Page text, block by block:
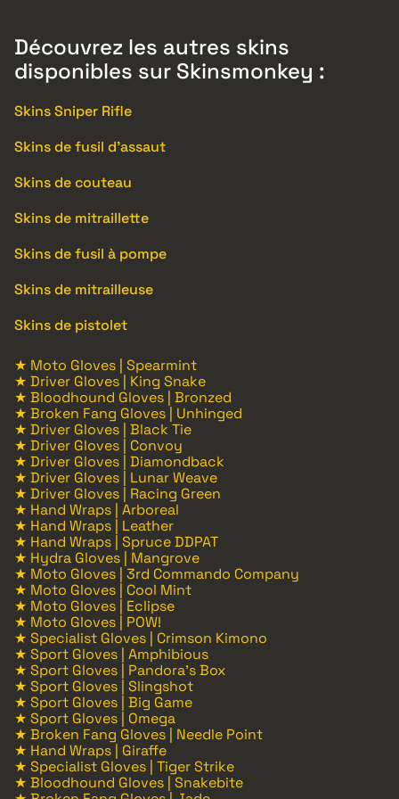
Découvrez les autres skins
disponibles sur Skinsmonkey :
Skins Sniper Rifle
Skins de fusil d’assaut
Skins de couteau
Skins de mitraillette
Skins de fusil à pompe
Skins de mitrailleuse
Skins de pistolet
★ Moto Gloves | Spearmint
★ Driver Gloves | King Snake
★ Bloodhound Gloves | Bronzed
★ Broken Fang Gloves | Unhinged
★ Driver Gloves | Black Tie
★ Driver Gloves | Convoy
★ Driver Gloves | Diamondback
★ Driver Gloves | Lunar Weave
★ Driver Gloves | Racing Green
★ Hand Wraps | Arboreal
★ Hand Wraps | Leather
★ Hand Wraps | Spruce DDPAT
★ Hydra Gloves | Mangrove
★ Moto Gloves | 3rd Commando Company
★ Moto Gloves | Cool Mint
★ Moto Gloves | Eclipse
★ Moto Gloves | POW!
★ Specialist Gloves | Crimson Kimono
★ Sport Gloves | Amphibious
★ Sport Gloves | Pandora's Box
★ Sport Gloves | Slingshot
★ Sport Gloves | Big Game
★ Sport Gloves | Omega
★ Broken Fang Gloves | Needle Point
★ Hand Wraps | Giraffe
★ Specialist Gloves | Tiger Strike
★ Bloodhound Gloves | Snakebite